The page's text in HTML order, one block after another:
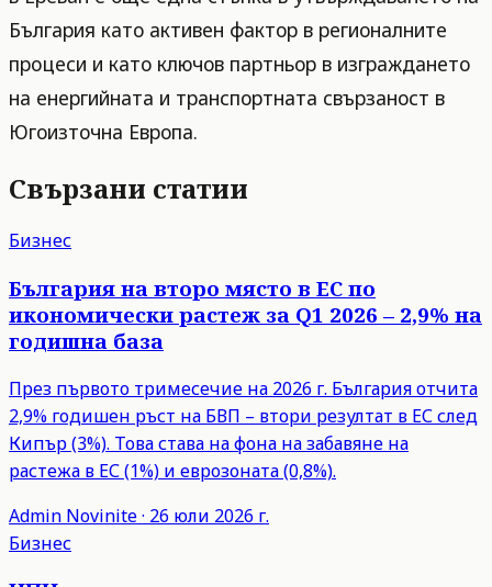
България като активен фактор в регионалните
процеси и като ключов партньор в изграждането
на енергийната и транспортната свързаност в
Югоизточна Европа.
Свързани статии
Бизнес
България на второ място в ЕС по
икономически растеж за Q1 2026 – 2,9% на
годишна база
През първото тримесечие на 2026 г. България отчита
2,9% годишен ръст на БВП – втори резултат в ЕС след
Кипър (3%). Това става на фона на забавяне на
растежа в ЕС (1%) и еврозоната (0,8%).
Admin Novinite· 26 юли 2026 г.
Бизнес